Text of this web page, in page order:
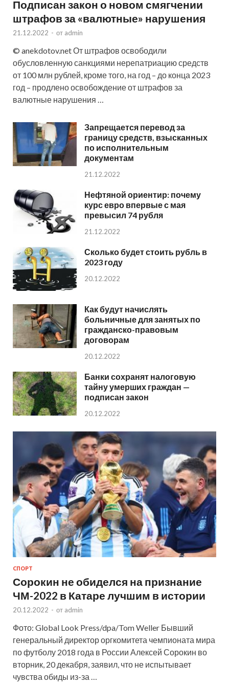
Подписан закон о новом смягчении
штрафов за «валютные» нарушения
21.12.2022 - от admin
© anekdotov.net От штрафов освободили
обусловленную санкциями нерепатриацию средств
от 100 млн рублей, кроме того, на год – до конца 2023
год – продлено освобождение от штрафов за
валютные нарушения …
Запрещается перевод за
границу средств, взысканных
по исполнительным
документам
21.12.2022
Нефтяной ориентир: почему
курс евро впервые с мая
превысил 74 рубля
21.12.2022
Сколько будет стоить рубль в
2023 году
20.12.2022
Как будут начислять
больничные для занятых по
гражданско-правовым
договорам
20.12.2022
Банки сохранят налоговую
тайну умерших граждан —
подписан закон
20.12.2022
СПОРТ
Сорокин не обиделся на признание
ЧМ-2022 в Катаре лучшим в истории
20.12.2022 - от admin
Фото: Global Look Press/dpa/Tom Weller Бывший
генеральный директор оргкомитета чемпионата мира
по футболу 2018 года в России Алексей Сорокин во
вторник, 20 декабря, заявил, что не испытывает
чувства обиды из-за …